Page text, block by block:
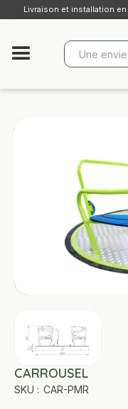
Livraison et installation
CARROUSEL
SKU : CAR-PMR